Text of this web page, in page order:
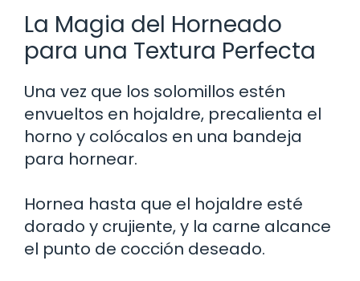
La Magia del Horneado
para una Textura Perfecta
Una vez que los solomillos estén
envueltos en hojaldre, precalienta el
horno y colócalos en una bandeja
para hornear.
Hornea hasta que el hojaldre esté
dorado y crujiente, y la carne alcance
el punto de cocción deseado.